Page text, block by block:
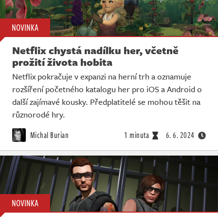
NOVINKA
Netflix chystá nadílku her, včetně
prožití života hobita
Netflix pokračuje v expanzi na herní trh a oznamuje
rozšíření početného katalogu her pro iOS a Android o
další zajímavé kousky. Předplatitelé se mohou těšit na
různorodé hry.
Michal Burian 1 minuta 6. 6. 2024
NOVINKA